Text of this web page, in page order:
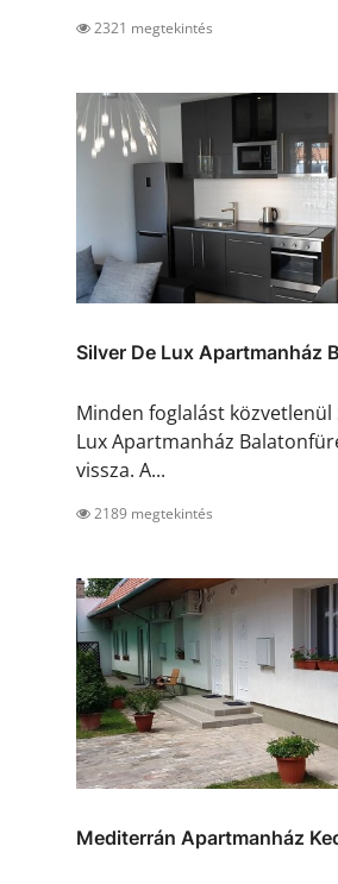
2321 megtekintés
Silver De Lux Apartmanház
Minden foglalást közvetlenül
Lux Apartmanház
vissza. A...
2189 megtekintés
Mediterrán Apartmanház